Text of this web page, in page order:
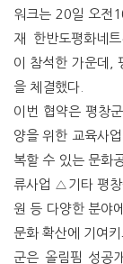
워크는 20일 오전
재 한반도평화네
이 참석한 가운데,
을 체결했다.
이번 협약은 평창
양을 위한 교육사
복할 수 있는 문화
류사업 △기타 평창
원 등 다양한 분야
문화 확산에 기여키
군은 올림핌 성공